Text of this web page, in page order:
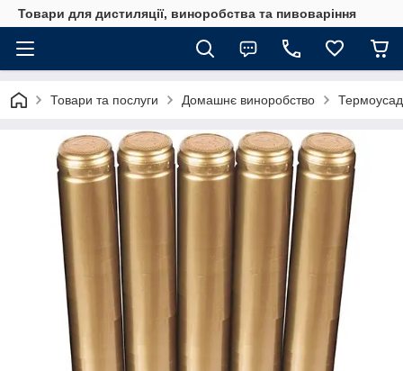
Товари для дистиляції, виноробства та пивоваріння
Товари та послуги Домашнє виноробство